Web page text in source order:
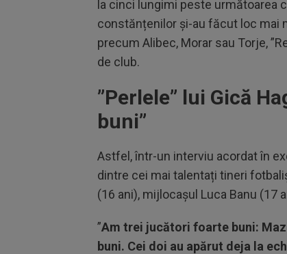
la cinci lungimi peste următoarea
constănțenilor și-au făcut loc mai
precum Alibec, Morar sau Torje,
de club.
”Perlele” lui Gică
buni”
Astfel, într-un interviu acordat în
dintre cei mai talentați tineri
(16 ani), mijlocașul Luca Banu (17
”Am trei jucători foarte buni:
buni. Cei doi au apărut deja la